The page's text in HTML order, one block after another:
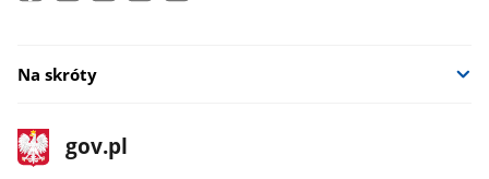
Na skróty
stopka
gov.pl
Strona
gov.pl